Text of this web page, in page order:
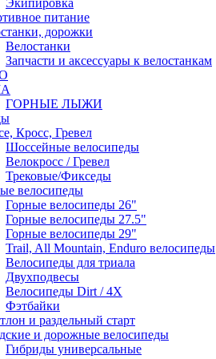
питание
дорожки
Велостанки
Запчасти и аксессуары к велостанкам
ГОРНЫЕ ЛЫЖИ
Кросс, Гревел
Шоссейные велосипеды
Велокросс / Гревел
Трековые/Фикседы
велосипеды
Горные велосипеды 26"
Горные велосипеды 27.5"
Горные велосипеды 29"
Trail, All Mountain, Enduro велосипеды
Велосипеды для триала
Двухподвесы
Велосипеды Dirt / 4X
Фэтбайки
и раздельный старт
и дорожные велосипеды
Гибриды универсальные